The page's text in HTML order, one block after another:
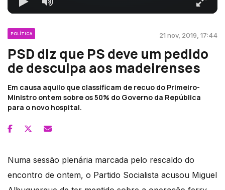
POLÍTICA 21 nov, 2019, 17:44
PSD diz que PS deve um pedido
de desculpa aos madeirenses
Em causa aquilo que classificam de recuo do Primeiro-
Ministro ontem sobre os 50% do Governo da República
para o novo hospital.
Numa sessão plenária marcada pelo rescaldo do
encontro de ontem, o Partido Socialista acusou Miguel